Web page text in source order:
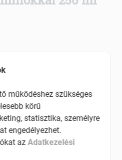
működéshez szükséges
körű
statisztika, személyre
engedélyezhet.
azAdatkezelési